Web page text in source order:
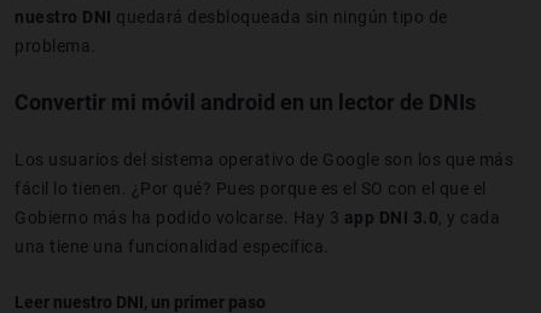
nuestro DNI quedará desbloqueada sin ningún tipo de
problema.
Convertir mi móvil android en un lector de DNIs
Los usuarios del sistema operativo de Google son los que más
fácil lo tienen. ¿Por qué? Pues porque es el SO con el que el
Gobierno más ha podido volcarse. Hay 3 app DNI 3.0 , y cada
una tiene una funcionalidad específica.
Leer nuestro DNI, un primer paso